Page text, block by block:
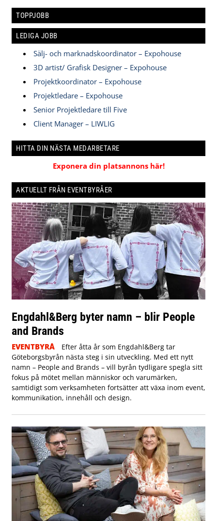
TOPPJOBB
LEDIGA JOBB
Sälj- och marknadskoordinator – Expohouse
3D artist/ Grafisk Designer – Expohouse
Projektkoordinator – Expohouse
Projektledare – Expohouse
Senior Projektledare till Five
Client Manager – LIWLIG
HITTA DIN NÄSTA MEDARBETARE
Exponera din platsannons här!
AKTUELLT FRÅN EVENTBYRÅER
Engdahl&Berg byter namn – blir People
and Brands
EVENTBYRÅ
Efter åtta år som Engdahl&Berg tar
Göteborgsbyrån nästa steg i sin utveckling. Med ett nytt
namn – People and Brands – vill byrån tydligare spegla sitt
fokus på mötet mellan människor och varumärken,
samtidigt som verksamheten fortsätter att växa inom event,
kommunikation, innehåll och design.